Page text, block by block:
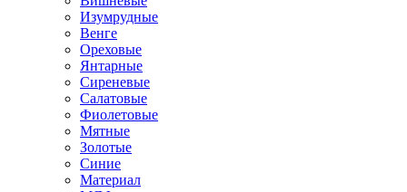
Изумрудные
Венге
Ореховые
Янтарные
Сиреневые
Салатовые
Фиолетовые
Мятные
Золотые
Синие
Материал